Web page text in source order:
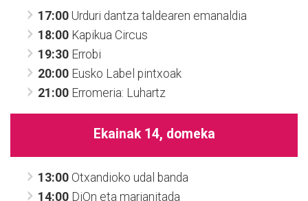
17:00 Urduri dantza taldearen emanaldia
18:00 Kapikua Circus
19:30 Errobi
20:00 Eusko Label pintxoak
21:00 Erromeria: Luhartz
Ekainak 14, domeka
13:00 Otxandioko udal banda
14:00 DjOn eta marianitada